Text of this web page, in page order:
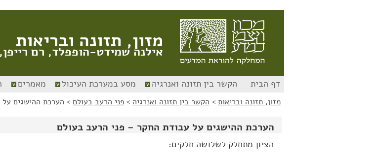
מזון, תזונה ובריאות
אילנה שמידט-הופפלד, רם
דף הבית הקשר בין תזונה ואנרגיה מסע במערכת העיכול מאמרים
מזון, תזונה ובריאות > הקשר בין תזונה ואנרגיה > פני הרעב בעולם > הערכת ההישגים
הערכת ההישגים על עבודת החקר – פני הרעב בעולם
הציון מתחלק לשלושה חלקים: